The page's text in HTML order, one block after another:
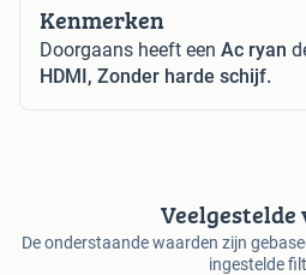
Kenmerken
Doorgaans heeft een Ac ryan
HDMI, Zonder harde schijf.
Veelgestelde
De onderstaande waarden zijn
ingestelde